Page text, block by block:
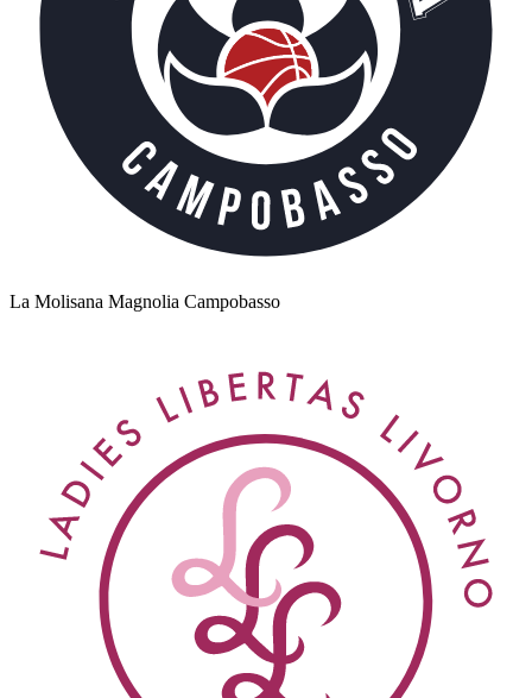
La Molisana Magnolia Campobasso